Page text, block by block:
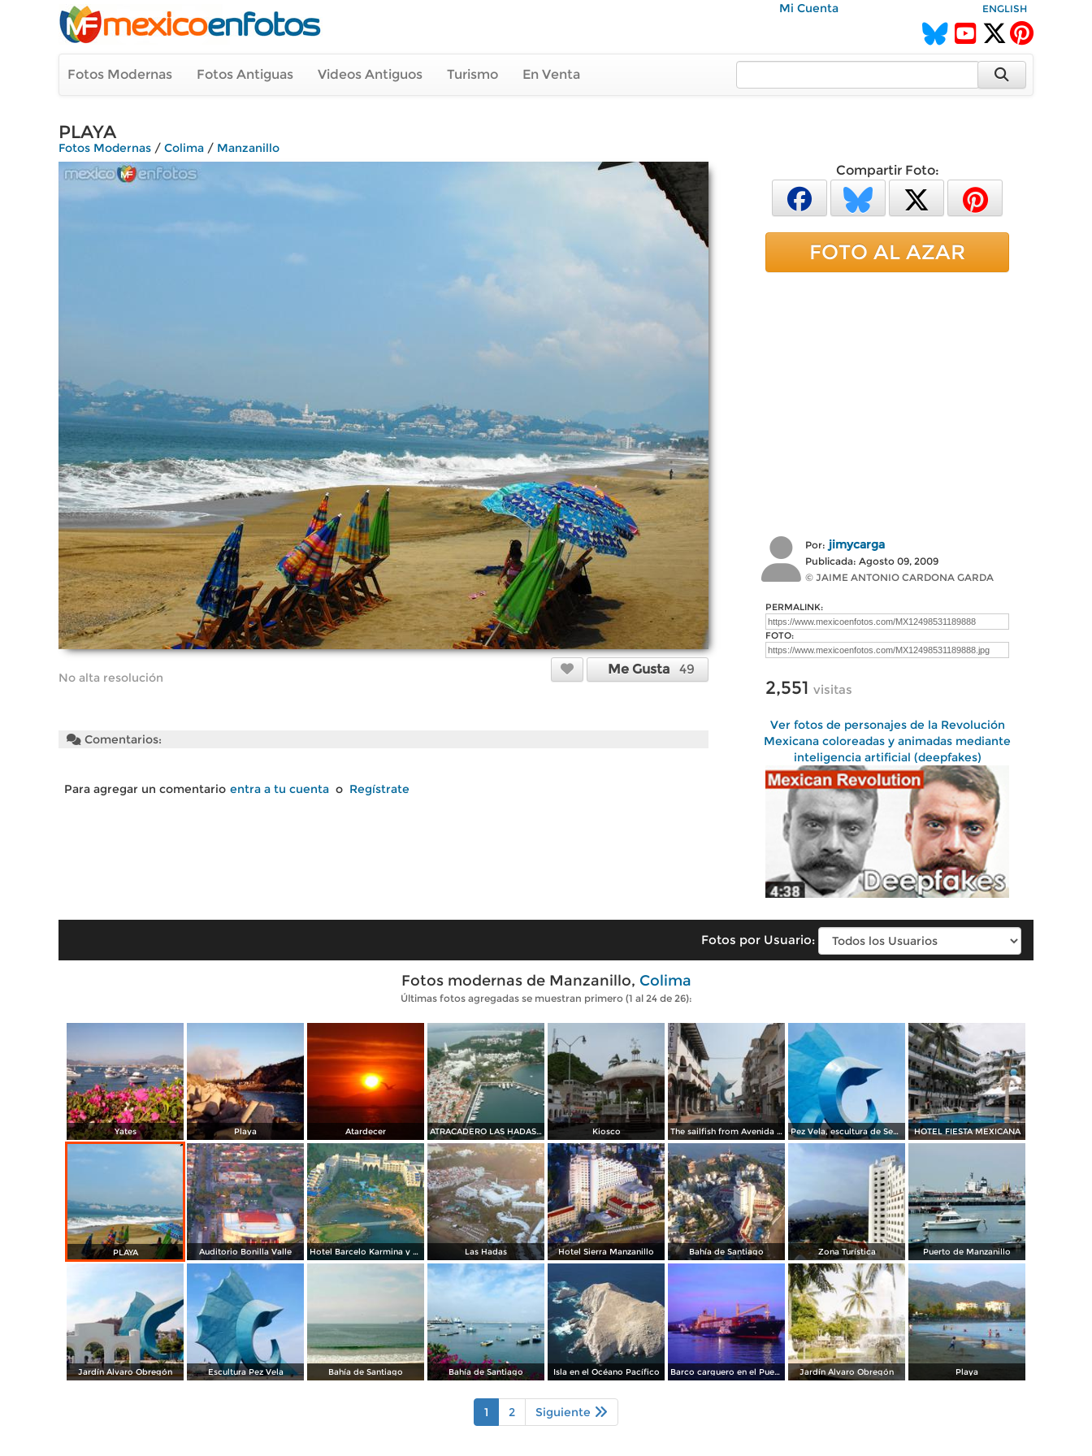
Mi Cuenta ENGLISH
Fotos Modernas Fotos Antiguas Videos Antiguos Turismo En Venta
PLAYA
Fotos Modernas / Colima / Manzanillo
No alta resolución
Me Gusta 49
Comentarios:
Para agregar un comentario entra a tu cuenta o Regístrate
Compartir Foto:
FOTO AL AZAR
Por: jimycarga
Publicada: Agosto 09, 2009
© JAIME ANTONIO CARDONA GARDA
PERMALINK:
FOTO:
2,551 visitas
Ver fotos de personajes de la Revolución
Mexicana coloreadas y animadas mediante
inteligencia artificial (deepfakes)
Fotos por Usuario:
Fotos modernas de Manzanillo, Colima
Últimas fotos agregadas se muestran primero (1 al 24 de 26):
Yates Playa Atardecer ATRACADERO LAS HADAS MANZANILLO Kiosco The sailfish from Avenida mexico Pez Vela, escultura de Sebastian HOTEL FIESTA MEXICANA
PLAYA Auditorio Bonilla Valle Hotel Barcelo Karmina y campo de golf Las Hadas Hotel Sierra Manzanillo Bahía de Santiago Zona Turística Puerto de Manzanillo
Jardín Álvaro Obregón Escultura Pez Vela Bahía de Santiago Bahía de Santiago Isla en el Océano Pacífico Barco carguero en el Puerto de Manzanillo Jardín Álvaro Obregón Playa
1 2 Siguiente